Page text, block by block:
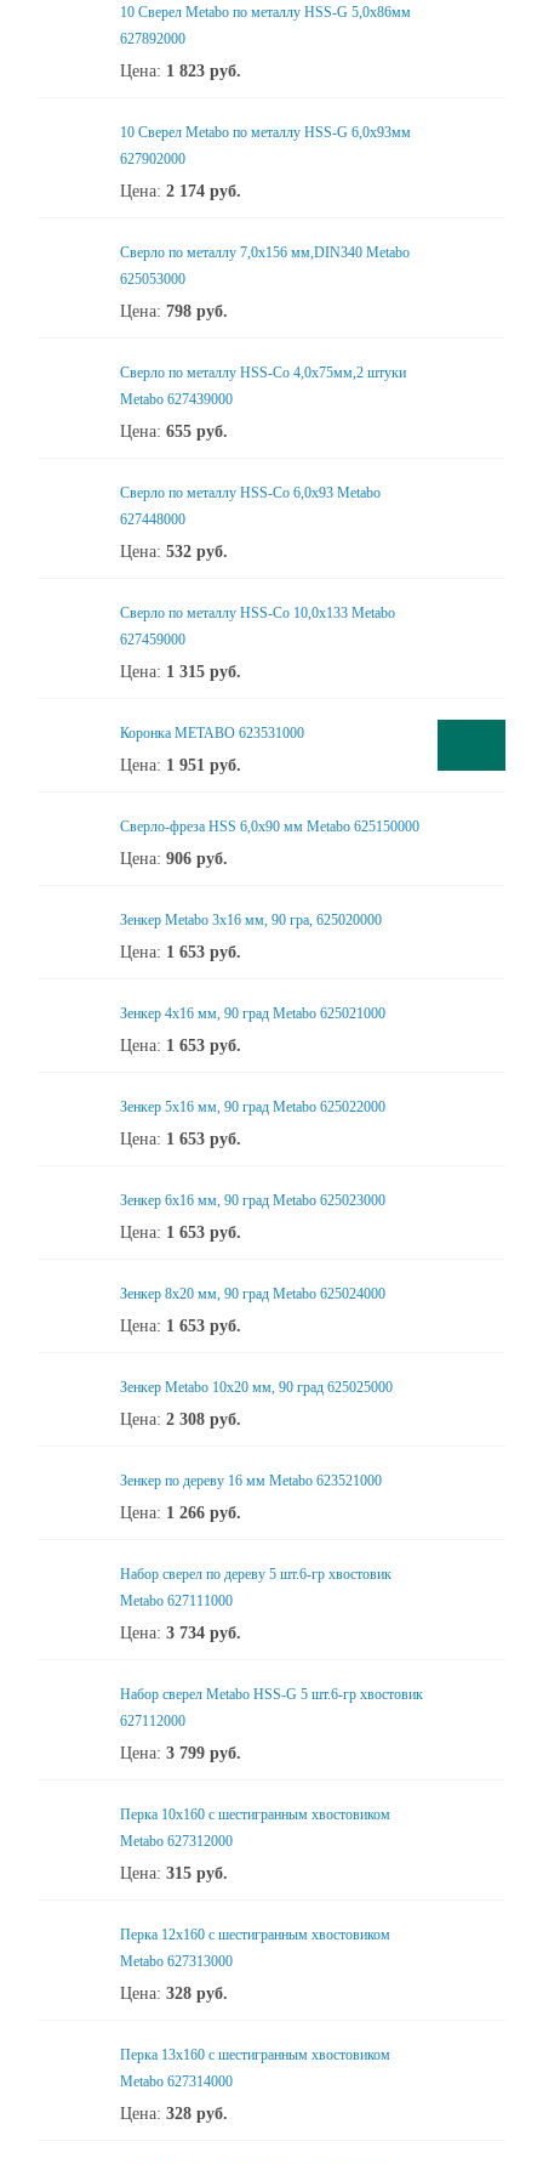
10 Сверел Metabo по металлу HSS-G 5,0x86мм
627892000
Цена: 1 823 руб.
10 Сверел Metabo по металлу HSS-G 6,0x93мм
627902000
Цена: 2 174 руб.
Сверло по металлу 7,0x156 мм,DIN340 Metabo
625053000
Цена: 798 руб.
Сверло по металлу HSS-Co 4,0x75мм,2 штуки
Metabo 627439000
Цена: 655 руб.
Сверло по металлу HSS-Co 6,0x93 Metabo
627448000
Цена: 532 руб.
Сверло по металлу HSS-Co 10,0x133 Metabo
627459000
Цена: 1 315 руб.
Коронка METABO 623531000
Цена: 1 951 руб.
Сверло-фреза HSS 6,0x90 мм Metabo 625150000
Цена: 906 руб.
Зенкер Metabo 3x16 мм, 90 гра, 625020000
Цена: 1 653 руб.
Зенкер 4x16 мм, 90 град Metabo 625021000
Цена: 1 653 руб.
Зенкер 5x16 мм, 90 град Metabo 625022000
Цена: 1 653 руб.
Зенкер 6x16 мм, 90 град Metabo 625023000
Цена: 1 653 руб.
Зенкер 8x20 мм, 90 град Metabo 625024000
Цена: 1 653 руб.
Зенкер Metabo 10x20 мм, 90 град 625025000
Цена: 2 308 руб.
Зенкер по дереву 16 мм Metabo 623521000
Цена: 1 266 руб.
Набор сверел по дереву 5 шт.6-гр хвостовик
Metabo 627111000
Цена: 3 734 руб.
Набор сверел Metabo HSS-G 5 шт.6-гр хвостовик
627112000
Цена: 3 799 руб.
Перка 10x160 с шестигранным хвостовиком
Metabo 627312000
Цена: 315 руб.
Перка 12x160 с шестигранным хвостовиком
Metabo 627313000
Цена: 328 руб.
Перка 13x160 с шестигранным хвостовиком
Metabo 627314000
Цена: 328 руб.